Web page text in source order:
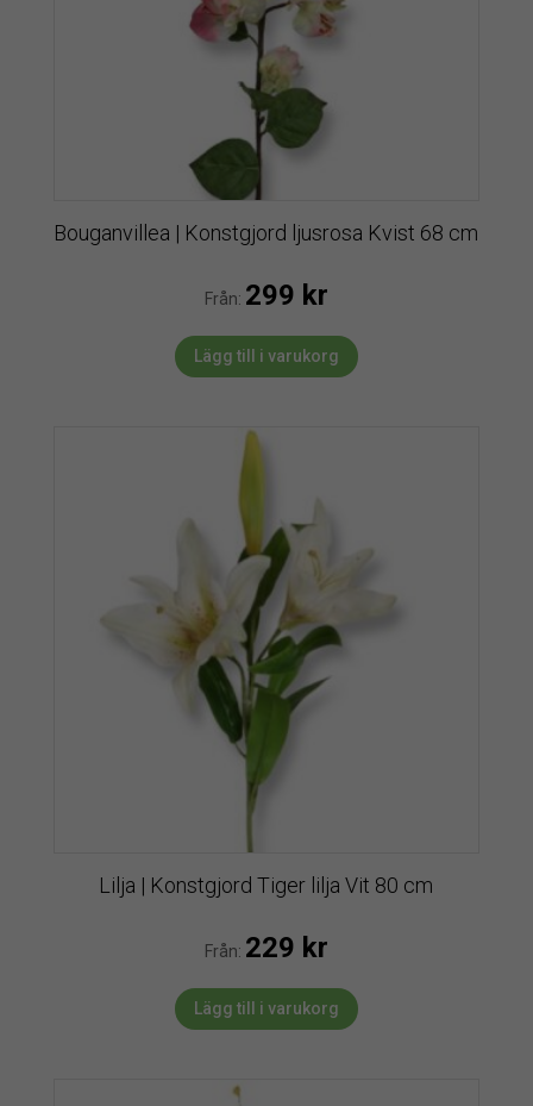
Bouganvillea | Konstgjord ljusrosa Kvist 68 cm
Från: 299 kr
Lägg till i varukorg
Lilja | Konstgjord Tiger lilja Vit 80 cm
Från: 229 kr
Lägg till i varukorg